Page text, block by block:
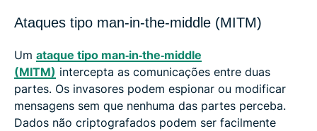
Ataques tipo man-in-the-middle (MITM)
Um ataque tipo man‑in‑the‑middle
(MITM) intercepta as comunicações entre duas
partes. Os invasores podem espionar ou modificar
mensagens sem que nenhuma das partes perceba.
Dados não criptografados podem ser facilmente